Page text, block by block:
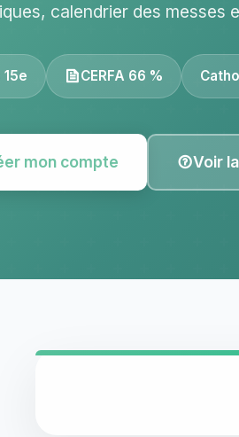
calendrier des messes
15e CERFA 66 %
mon compte Voir